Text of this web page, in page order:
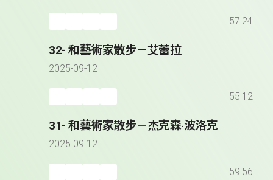
57:24
32- 和藝術家散步－艾蕾拉
2025-09-12
55:12
31- 和藝術家散步－杰克森‧波洛克
2025-09-12
59:56